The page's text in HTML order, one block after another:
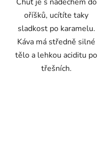
oříšků, ucítíte taky
sladkost po karamelu.
Káva má středně silné
tělo a lehkou aciditu po
třešních.